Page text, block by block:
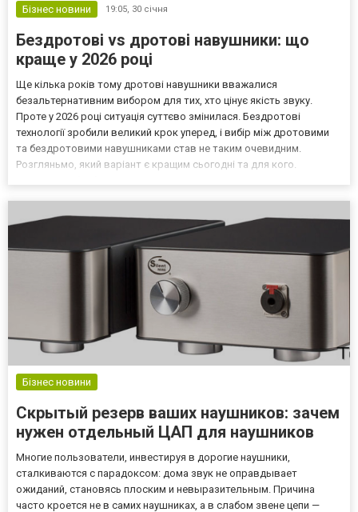
Бізнес новини 19:05, 30 січня
Бездротові vs дротові навушники: що
краще у 2026 році
Ще кілька років тому дротові навушники вважалися
безальтернативним вибором для тих, хто цінує якість звуку.
Проте у 2026 році ситуація суттєво змінилася. Бездротові
технології зробили великий крок уперед, і вибір між дротовими
та бездротовими навушниками став не таким очевидним.
Розгляньмо, який варіант є кращим сьогодні та для кого.
besprovodnoe/! Як...
Бізнес новини
Скрытый резерв ваших наушников: зачем
нужен отдельный ЦАП для наушников
Многие пользователи, инвестируя в дорогие наушники,
сталкиваются с парадоксом: дома звук не оправдывает
ожиданий, становясь плоским и невыразительным. Причина
часто кроется не в самих наушниках, а в слабом звене цепи —